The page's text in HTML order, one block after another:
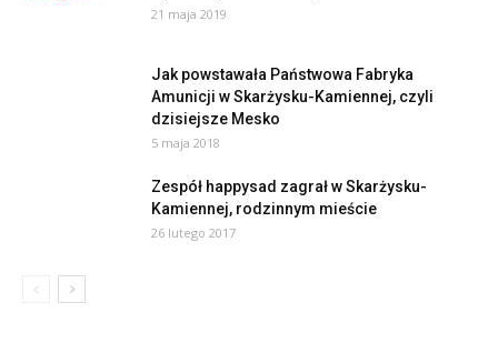
21 maja 2019
Jak powstawała Państwowa Fabryka
Amunicji w Skarżysku-Kamiennej, czyli
dzisiejsze Mesko
5 maja 2018
Zespół happysad zagrał w Skarżysku-
Kamiennej, rodzinnym mieście
26 lutego 2017